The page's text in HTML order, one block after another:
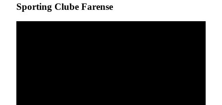
Sporting Clube Farense